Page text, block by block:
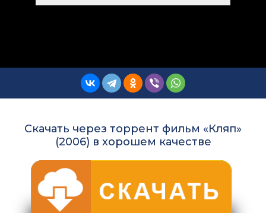
Скачать через торрент фильм «Кляп»
(2006) в хорошем качестве